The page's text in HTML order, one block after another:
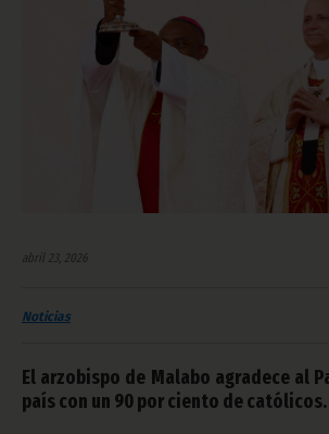
abril 23, 2026
Noticias
El arzobispo de Malabo agradece al
país con un 90 por ciento de católicos.